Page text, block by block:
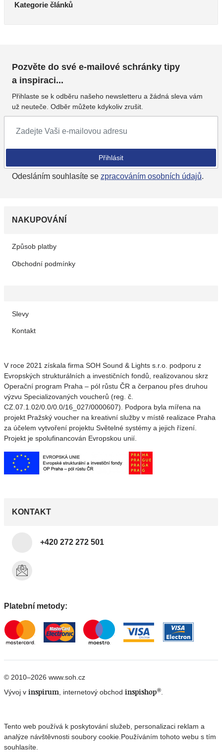
Kategorie článků
Pozvěte do své e-mailové schránky tipy
a inspiraci...
Přihlaste se k odběru našeho newsletteru a žádná sleva vám
už neuteče. Odběr můžete kdykoliv zrušit.
Přihlásit
Odesláním souhlasíte se zpracováním osobních údajů.
NAKUPOVÁNÍ
Způsob platby
Obchodní podmínky
Slevy
Kontakt
V roce 2021 získala firma SOH Sound & Lights s.r.o. podporu z
Evropských strukturálních a investičních fondů, realizovanou skrz
Operační program Praha – pól růstu ČR a čerpanou přes druhou
výzvu Specializovaných voucherů (reg. č.
CZ.07.1.02/0.0/0.0/16_027/0000607). Podpora byla mířena na
projekt Pražský voucher na kreativní služby v místě realizace Praha
za účelem vytvoření projektu Světelné systémy a jejich řízení.
Projekt je spolufinancován Evropskou unií.
KONTAKT
+420 272 272 501
Platební metody:
© 2010–2026 www.soh.cz
Vývoj v inspirum , internetový obchod inspishop®
Tento web používá k poskytování služeb, personalizaci reklam a
analýze návštěvnosti soubory cookie. Používáním tohoto webu s tím
souhlasíte.